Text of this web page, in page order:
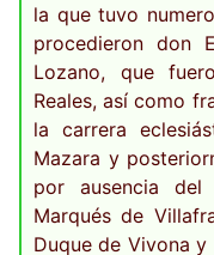
la que tuvo
procedieron don
Lozano, que
Reales, así como
la carrera
Mazara y
por ausencia
Marqués de
Duque de Vivona